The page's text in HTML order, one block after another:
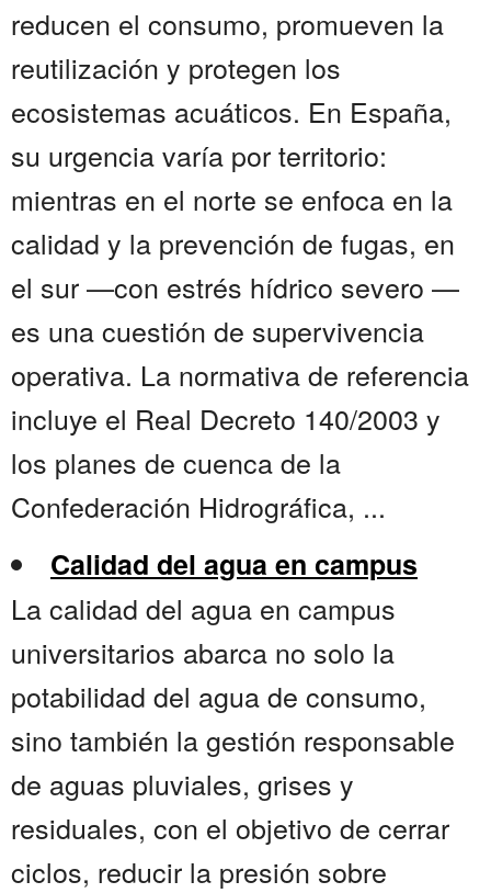
reducen el consumo, promueven la
reutilización y protegen los
ecosistemas acuáticos. En España,
su urgencia varía por territorio:
mientras en el norte se enfoca en la
calidad y la prevención de fugas, en
el sur —con estrés hídrico severo —
es una cuestión de supervivencia
operativa. La normativa de referencia
incluye el Real Decreto 140/2003 y
los planes de cuenca de la
Confederación Hidrográfica, ...
Calidad del agua en campus
La calidad del agua en campus
universitarios abarca no solo la
potabilidad del agua de consumo,
sino también la gestión responsable
de aguas pluviales, grises y
residuales, con el objetivo de cerrar
ciclos, reducir la presión sobre